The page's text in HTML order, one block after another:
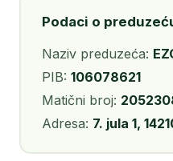
Podaci o
Naziv preduzeća:
PIB: 106078621
Matični broj:
Adresa: 7. jula 1,